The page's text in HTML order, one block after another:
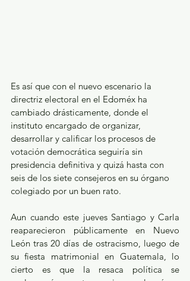
Es así que con el nuevo escenario la
directriz electoral en el Edoméx ha
cambiado drásticamente, donde el
instituto encargado de organizar,
desarrollar y calificar los procesos de
votación democrática seguiría sin
presidencia definitiva y quizá hasta con
seis de los siete consejeros en su órgano
colegiado por un buen rato.
Aun cuando este jueves Santiago y Carla
reaparecieron públicamente en Nuevo
León tras 20 días de ostracismo, luego de
su fiesta matrimonial en Guatemala, lo
cierto es que la resaca política se